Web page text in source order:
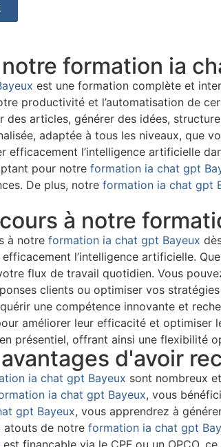
formation ia
est une formation complète et
productivité et l’automatisation de
des articles, générer des idées,
adaptée à tous les niveaux, que
efficacement l’intelligence artificielle
pour notre formation ia chat gpt
De plus, notre formation ia chat gpt
à notre
à notre formation ia chat gpt Bayeux
l’intelligence artificielle.
flux de travail quotidien. Vous
clients ou optimiser vos
une compétence innovante et
améliorer leur efficacité et
présentiel, offrant ainsi une flexibilité
d'avoir
ia chat gpt Bayeux sont nombreux
ia chat gpt Bayeux, vous
gpt Bayeux, vous apprendrez à
atouts de notre formation ia chat gpt
est finançable via le CPF ou un OPCO,